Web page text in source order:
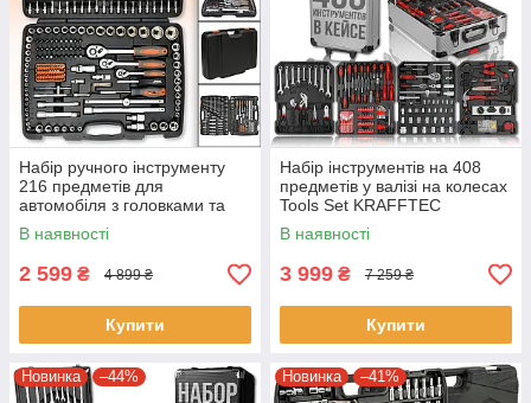
Набір ручного інструменту
216 предметів для
автомобіля з головками та
бітами
В наявності
2 599 ₴ 4 899 ₴
Купити
Набір інструментів на 408
предметів у валізі на колесах
Tools Set KRAFFTEC
В наявності
3 999 ₴ 7 259 ₴
Купити
Новинка –44% Новинка –41%